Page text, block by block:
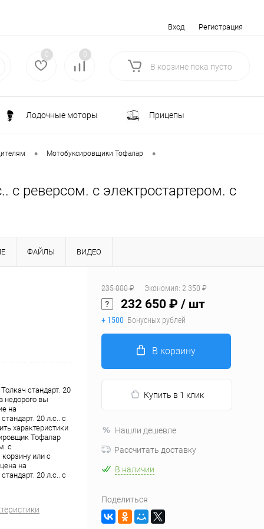
Вход Регистрация
0 0
В корзине пока пусто
Лодочные моторы Прицепы
Всё для туризма
Водоснабжение и полив
и ремонт
• Мотобуксировщики Тофалар •
с реверсом. с электростартером. с
ФАЙЛЫ ВИДЕО
стандарт. 20
недорого вы
на
20 л.с.. с
характеристики
Тофалар
с
или с
на
20 л.с.. с
235 000 ₽ Экономия: 2 350 ₽
232 650 ₽ / шт
+ 1500 Бонусных рублей
В корзину
Купить в 1 клик
Нашли дешевле
Рассчитать доставку
В наличии
Поделиться